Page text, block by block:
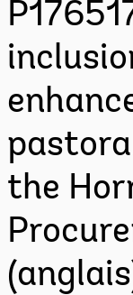
the